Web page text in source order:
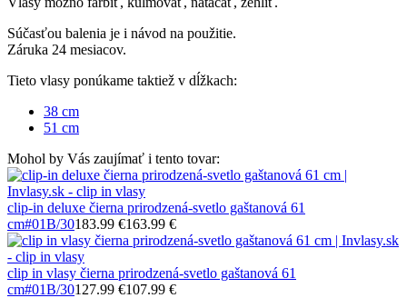
Súčasťou balenia je i návod na použitie.
Záruka 24 mesiacov.
Tieto vlasy ponúkame taktiež v dĺžkach:
38 cm
51 cm
Mohol by Vás zaujímať i tento tovar:
clip-in deluxe čierna prirodzená-svetlo gaštanová 61
cm#01B/30183.99 €163.99 €
clip in vlasy čierna prirodzená-svetlo gaštanová 61
cm#01B/30127.99 €107.99 €